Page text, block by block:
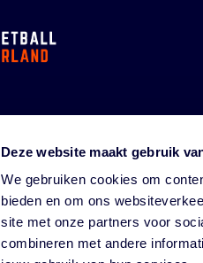
Deze website maakt gebruik
We gebruiken cookies om
bieden en om ons
site met onze partners voor
combineren met andere